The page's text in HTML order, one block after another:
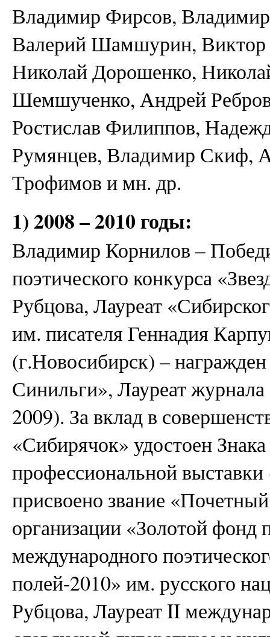
Владимир Фирсов,
Валерий Шамшурин, Виктор
Николай Дорошенко,
Шемшученко, Андрей
Ростислав Филиппов,
Румянцев, Владимир Скиф,
Трофимов и мн. др.
1) 2008 – 2010 годы:
Владимир Корнилов –
поэтического конкурса
Рубцова, Лауреат
им. писателя Геннадия
(г.Новосибирск) –
Синильги», Лауреат
2009). За вклад в
«Сибирячок» удостоен
профессиональной
присвоено звание
организации «Золотой фонд
международного
полей-2010» им. русского
Рубцова, Лауреат II